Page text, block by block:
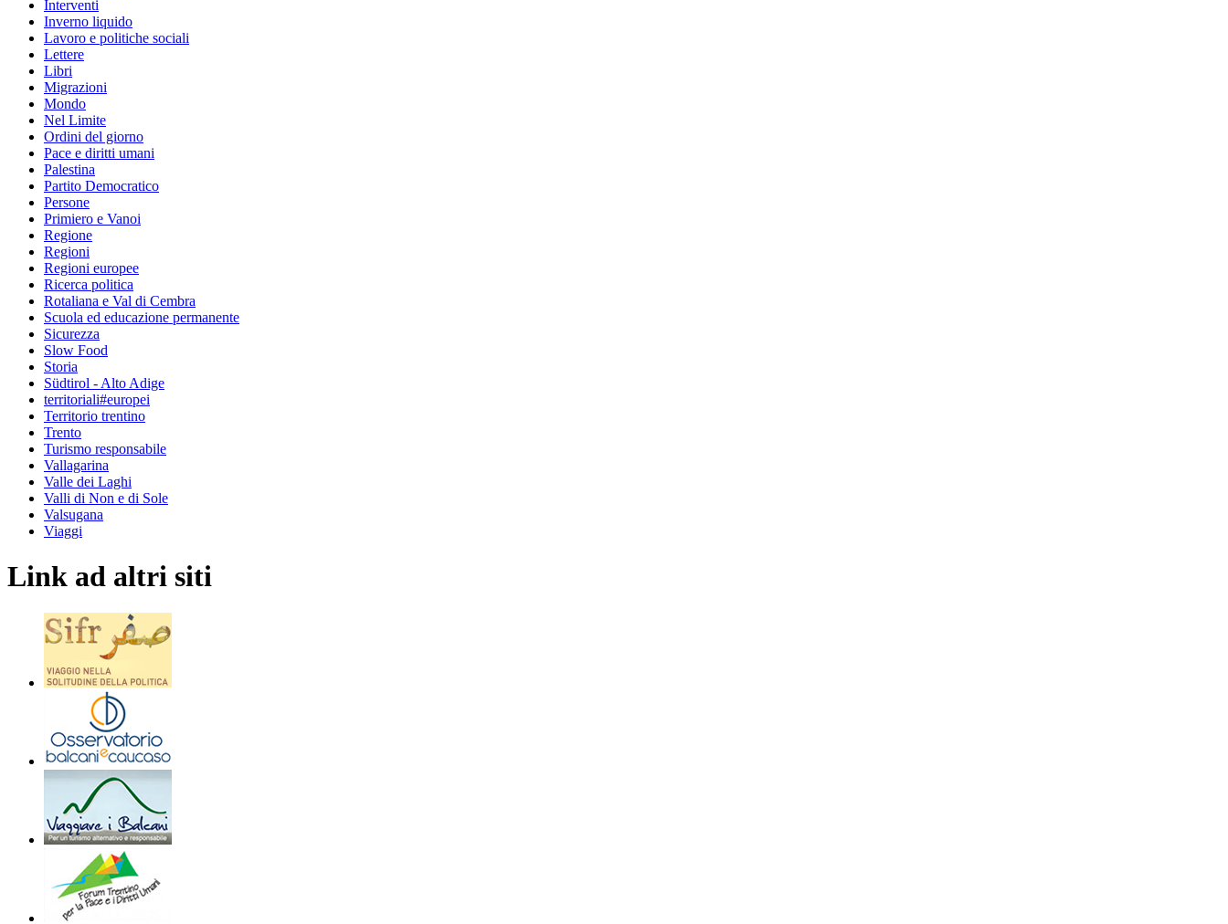
Interventi
Inverno liquido
Lavoro e politiche sociali
Lettere
Libri
Migrazioni
Mondo
Nel Limite
Ordini del giorno
Pace e diritti umani
Palestina
Partito Democratico
Persone
Primiero e Vanoi
Regione
Regioni
Regioni europee
Ricerca politica
Rotaliana e Val di Cembra
Scuola ed educazione permanente
Sicurezza
Slow Food
Storia
Südtirol - Alto Adige
territoriali#europei
Territorio trentino
Trento
Turismo responsabile
Vallagarina
Valle dei Laghi
Valli di Non e di Sole
Valsugana
Viaggi
Link ad altri siti